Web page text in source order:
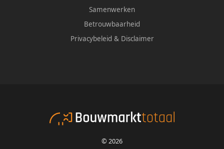
Samenwerken
Betrouwbaarheid
Privacybeleid & Disclaimer
© 2026